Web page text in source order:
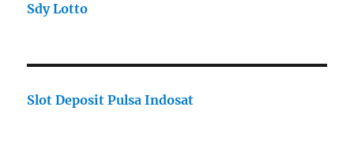
Sdy Lotto
Slot Deposit Pulsa Indosat